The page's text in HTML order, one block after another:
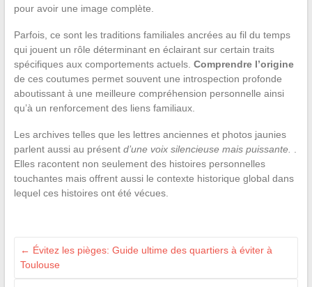
pour avoir une image complète.
Parfois, ce sont les traditions familiales ancrées au fil du temps
qui jouent un rôle déterminant en éclairant sur certain traits
spécifiques aux comportements actuels. Comprendre l’origine
de ces coutumes permet souvent une introspection profonde
aboutissant à une meilleure compréhension personnelle ainsi
qu’à un renforcement des liens familiaux.
Les archives telles que les lettres anciennes et photos jaunies
parlent aussi au présent d’une voix silencieuse mais puissante.
Elles racontent non seulement des histoires personnelles
touchantes mais offrent aussi le contexte historique global dans
lequel ces histoires ont été vécues.
← Évitez les pièges: Guide ultime des quartiers à éviter à
Toulouse